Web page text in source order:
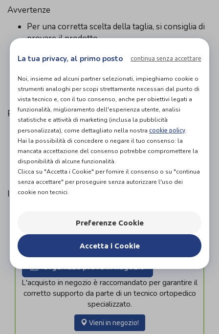
Avvertenze
Per una corretta scelta della taglia, si consiglia di
provare il prodotto.
calore eccessivo e dalla luce.
L’utilizzo di questo prodotto per indicazioni
diverse da quelle riportate, necessita
l’autorizzazione di un medico
Precauzioni di impiego
Non prolungare l’uso del prodotto senza il
consiglio del medico. Utilizzare una protezione
cutanea in caso di lesioni dermatologiche, forme
allergiche o ipersensibilità ai componenti tessili
del prodotto.
Istruzioni per il lavaggio
detersivo neutri, sciacquare bene, lasciare
asciugare orizzontalmente. Non stirare.
L'acquisto in negozio è raccomandato per garantire il
corretto supporto da parte di un tecnico ortopedico
specializzato.
Vieni in negozio!
La tua privacy, al primo posto continua senza accettare
Noi, insieme ad alcuni partner selezionati, impieghiamo cookie o
strumenti analoghi per scopi strettamente necessari dal punto di
vista tecnico e, con il tuo consenso, anche per obiettivi legati a
funzionalità, miglioramento dell'esperienza utente, analisi
statistiche e attività di marketing (inclusa la pubblicità
personalizzata), come dettagliato nella nostra cookie policy.
Hai la possibilità di concedere o negare il tuo consenso: la
mancata accettazione del consenso potrebbe compromettere la
disponibilità di alcune funzionalità.
Clicca su "Accetta i Cookie" per fornire il consenso o su "continua
senza accettare" per proseguire senza autorizzare l'uso dei
cookie non tecnici.
Preferenze Cookie
Accetta i Cookie